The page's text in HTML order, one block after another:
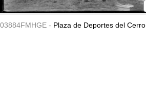
03884FMHGE - Plaza de Deportes del Cerro.